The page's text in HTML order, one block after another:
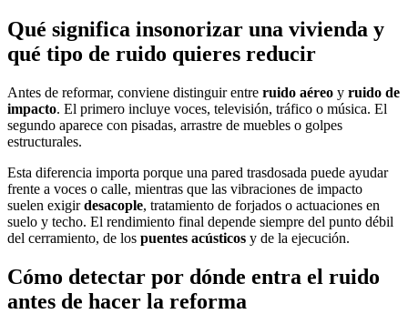
Qué significa insonorizar una vivienda y
qué tipo de ruido quieres reducir
Antes de reformar, conviene distinguir entre ruido aéreo y ruido de
impacto. El primero incluye voces, televisión, tráfico o música. El
segundo aparece con pisadas, arrastre de muebles o golpes
estructurales.
Esta diferencia importa porque una pared trasdosada puede ayudar
frente a voces o calle, mientras que las vibraciones de impacto
suelen exigirdesacople, tratamiento de forjados o actuaciones en
suelo y techo. El rendimiento final depende siempre del punto débil
del cerramiento, de los puentes acústicos y de la ejecución.
Cómo detectar por dónde entra el ruido
antes de hacer la reforma